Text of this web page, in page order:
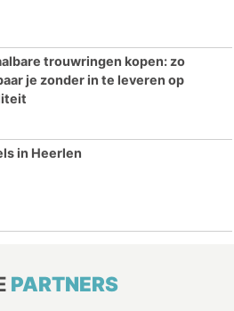
trouwringen kopen: zo
je zonder in te leveren op
in Heerlen
PARTNERS